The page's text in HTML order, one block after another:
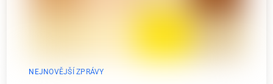
NEJNOVĚJŠÍ ZPRÁVY